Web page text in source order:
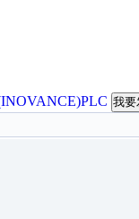
我要